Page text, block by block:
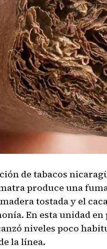
de tabacos
produce una
tostada y el
En esta unidad
niveles poco
la línea.